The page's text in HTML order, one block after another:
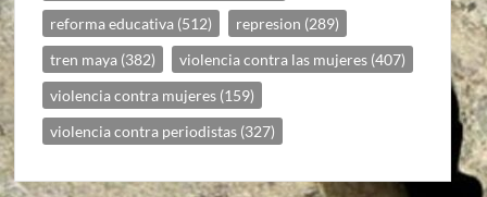
reforma educativa (512) represion (289)
tren maya (382) violencia contra las mujeres (407)
violencia contra mujeres (159)
violencia contra periodistas (327)